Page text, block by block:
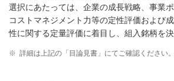
選択にあたっては、企業の成長戦略、事業ポ
コストマネジメント力等の定性評価および
性に関する定量評価に着目し、組入銘柄を決
※ 詳細は上記の「目論見書」にてご確認ください。